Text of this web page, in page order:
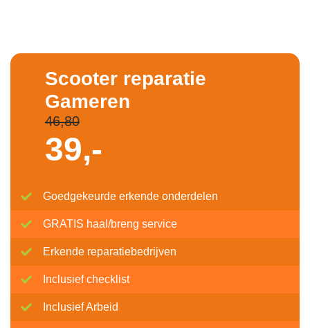
Scooter reparatie
Gameren
46,80
39,-
Goedgekeurde erkende onderdelen
GRATIS haal/breng service
Erkende reparatiebedrijven
Inclusief checklist
Inclusief Arbeid